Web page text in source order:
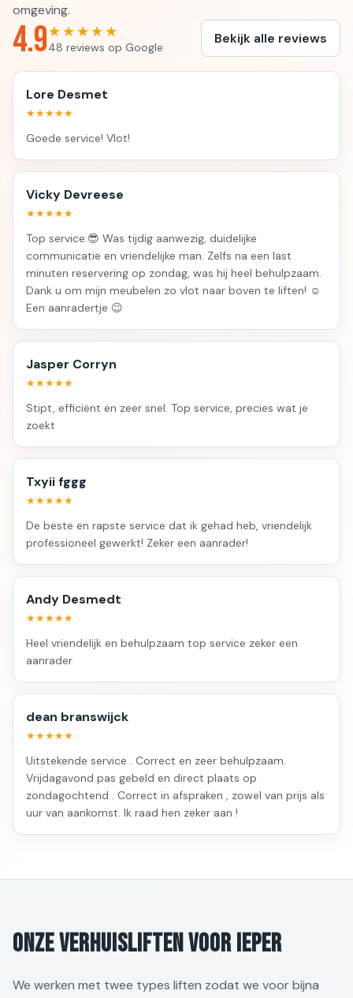
omgeving.
4.9★★★★★
48 reviews op Google
Bekijk alle reviews
Lore Desmet
★★★★★
Goede service! Vlot!
Vicky Devreese
★★★★★
Top service.😎 Was tijdig aanwezig, duidelijke
communicatie en vriendelijke man. Zelfs na een last
minuten reservering op zondag, was hij heel behulpzaam.
Dank u om mijn meubelen zo vlot naar boven te liften! ☺️
Een aanradertje 😉
Jasper Corryn
★★★★★
Stipt, efficiënt en zeer snel. Top service, precies wat je
zoekt
Txyii fggg
★★★★★
De beste en rapste service dat ik gehad heb, vriendelijk
professioneel gewerkt! Zeker een aanrader!
Andy Desmedt
★★★★★
Heel vriendelijk en behulpzaam top service zeker een
aanrader
dean branswijck
★★★★★
Uitstekende service . Correct en zeer behulpzaam.
Vrijdagavond pas gebeld en direct plaats op
zondagochtend . Correct in afspraken , zowel van prijs als
uur van aankomst. Ik raad hen zeker aan !
Onze verhuisliften voor Ieper
We werken met twee types liften zodat we voor bijna